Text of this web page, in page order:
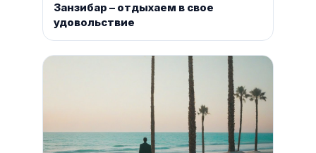
Занзибар – отдыхаем в свое
удовольствие